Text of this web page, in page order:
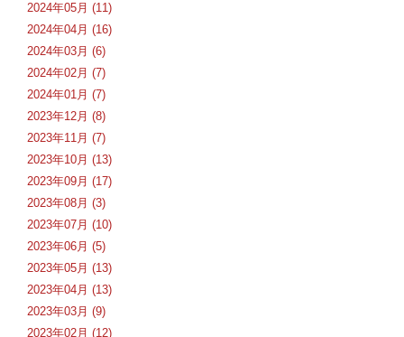
2024年05月 (11)
2024年04月 (16)
2024年03月 (6)
2024年02月 (7)
2024年01月 (7)
2023年12月 (8)
2023年11月 (7)
2023年10月 (13)
2023年09月 (17)
2023年08月 (3)
2023年07月 (10)
2023年06月 (5)
2023年05月 (13)
2023年04月 (13)
2023年03月 (9)
2023年02月 (12)